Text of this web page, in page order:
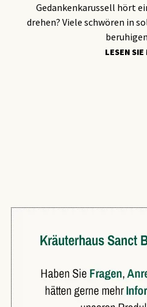
Gedankenkarussell hört
drehen? Viele schwören in
LESEN SIE